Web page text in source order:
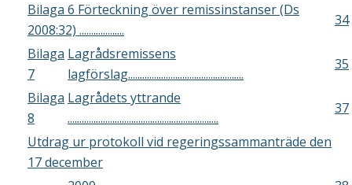
Bilaga 6 Förteckning över remissinstanser (Ds
2008:32) ...................
34
Bilaga
7
Lagrådsremissens
lagförslag.................................................
35
Bilaga
8
Lagrådets yttrande
................................................................
37
Utdrag ur protokoll vid regeringssammanträde den
17 december